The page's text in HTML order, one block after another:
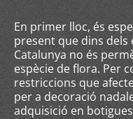
En primer lloc, és
present que dins
Catalunya no és
espècie de flora. Per
restriccions que
per a decoració
adquisició en